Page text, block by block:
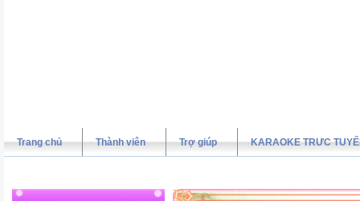
Trang chủ Thành viên Trợ giúp KARAOKE TRƯC